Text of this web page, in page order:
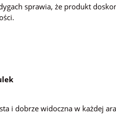
sprawia, że produkt
i dobrze widoczna w każdej